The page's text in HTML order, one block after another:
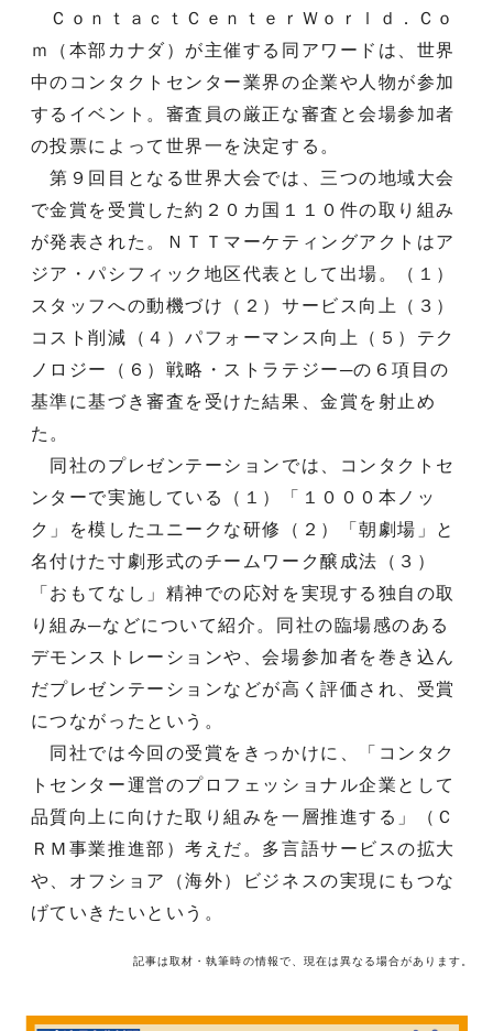
ＣｏｎｔａｃｔＣｅｎｔｅｒＷｏｒｌｄ．Ｃｏ
ｍ（本部カナダ）が主催する同アワードは、世界
中のコンタクトセンター業界の企業や人物が参加
するイベント。審査員の厳正な審査と会場参加者
の投票によって世界一を決定する。
第９回目となる世界大会では、三つの地域大会
で金賞を受賞した約２０カ国１１０件の取り組み
が発表された。ＮＴＴマーケティングアクトはア
ジア・パシフィック地区代表として出場。（１）
スタッフへの動機づけ（２）サービス向上（３）
コスト削減（４）パフォーマンス向上（５）テク
ノロジー（６）戦略・ストラテジー─の６項目の
基準に基づき審査を受けた結果、金賞を射止め
た。
同社のプレゼンテーションでは、コンタクトセ
ンターで実施している（１）「１０００本ノッ
ク」を模したユニークな研修（２）「朝劇場」と
名付けた寸劇形式のチームワーク醸成法（３）
「おもてなし」精神での応対を実現する独自の取
り組み─などについて紹介。同社の臨場感のある
デモンストレーションや、会場参加者を巻き込ん
だプレゼンテーションなどが高く評価され、受賞
につながったという。
同社では今回の受賞をきっかけに、「コンタク
トセンター運営のプロフェッショナル企業として
品質向上に向けた取り組みを一層推進する」（Ｃ
ＲＭ事業推進部）考えだ。多言語サービスの拡大
や、オフショア（海外）ビジネスの実現にもつな
げていきたいという。
記事は取材・執筆時の情報で、現在は異なる場合があります。